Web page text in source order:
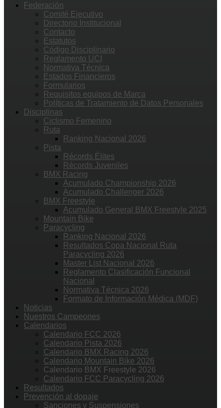
Federación
Comité Ejecutivo
Directorio Institucional
Contacto
Estatutos
Código Disciplinario
Reglamento UCI
Normativa Técnica
Estados Financieros
Formularios
Requisitos equipos de Marca
Políticas de Tratamiento de Datos Personales
Disciplinas
Ciclismo Femenino
Ruta
Ranking Nacional 2026
Pista
Récords Élites
Récords Juveniles
BMX Racing
Acumulado Championship 2026
Acumulado Challenger 2026
BMX Freestyle
Acumulado General BMX Freestyle 2025
Mountain Bike
Paracycling
Ranking Nacional 2026
Resultados Copa Nacional Ruta
Paracycling 2026
Master List Nacional 2026
Reglamento Clasificación Funcional
Nacional
Normativa Técnica 2026
Formato de Información Médica (MDF)
Noticias
Nuestros Campeones
Calendarios
Calendario FCC 2026
Calendario Pista 2026
Calendario BMX Racing 2026
Calendario Mountain Bike 2026
Calendario BMX Freestyle 2026
Calendario FCC Paracycling 2026
Resultados
Prevención al dopaje
Sanciones y Suspensiones